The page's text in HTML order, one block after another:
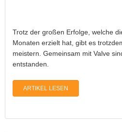
Trotz der großen Erfolge, welche
Monaten erzielt hat, gibt es
meistern. Gemeinsam mit Valve
entstanden.
ARTIKEL LESEN